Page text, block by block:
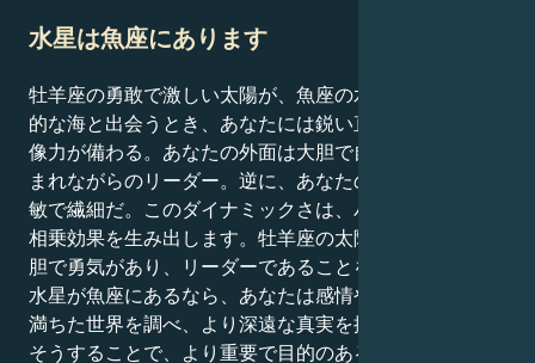
水星は魚座にあります
牡羊座の勇敢で激しい太陽が、魚座の水星の鋭敏で共感
的な海と出会うとき、あなたには鋭い直感と限りない想
像力が備わる。あなたの外面は大胆で自信にあふれ、生
まれながらのリーダー。逆に、あなたの内面は非常に鋭
敏で繊細だ。このダイナミックさは、パワフルで素敵な
相乗効果を生み出します。牡羊座の太陽は、あなたが大
胆で勇気があり、リーダーであることを後押しします。
水星が魚座にあるなら、あなたは感情や隠された意味に
満ちた世界を調べ、より深遠な真実を探求すべきです。
そうすることで、より重要で目的のある目標に向かって